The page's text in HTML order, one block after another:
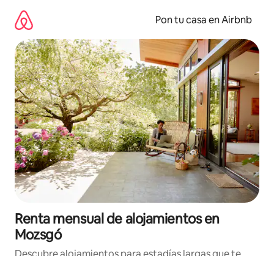
contenido
Pon tu casa en Airbnb
Renta mensual de alojamientos en
Mozsgó